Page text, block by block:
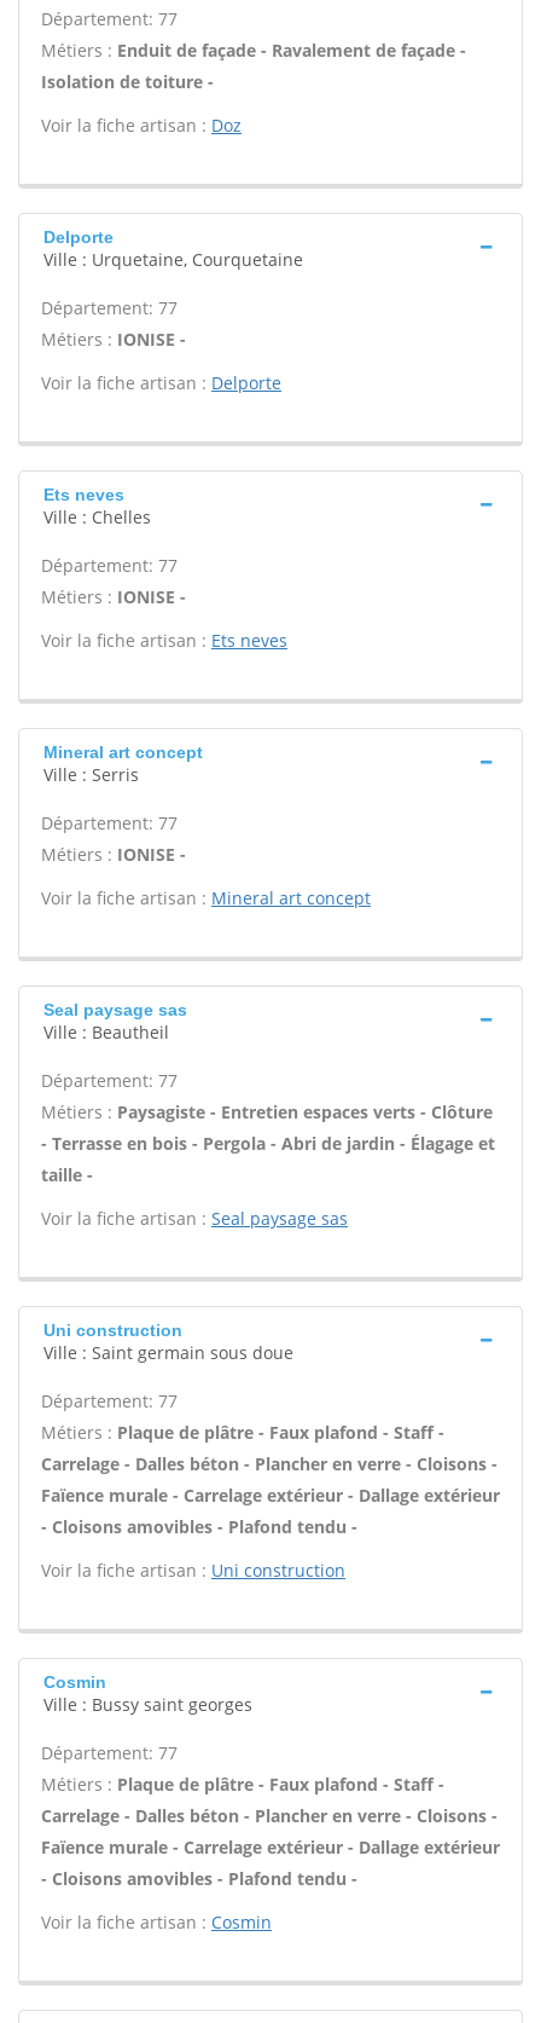
Département: 77
Métiers : Enduit de façade - Ravalement de façade -
Isolation de toiture -
Voir la fiche artisan : Doz
Delporte
Ville : Urquetaine, Courquetaine
Département: 77
Métiers : IONISE -
Voir la fiche artisan : Delporte
Ets neves
Ville : Chelles
Département: 77
Métiers : IONISE -
Voir la fiche artisan : Ets neves
Mineral art concept
Ville : Serris
Département: 77
Métiers : IONISE -
Voir la fiche artisan : Mineral art concept
Seal paysage sas
Ville : Beautheil
Département: 77
Métiers : Paysagiste - Entretien espaces verts - Clôture
- Terrasse en bois - Pergola - Abri de jardin - Élagage et
taille -
Voir la fiche artisan : Seal paysage sas
Uni construction
Ville : Saint germain sous doue
Département: 77
Métiers : Plaque de plâtre - Faux plafond - Staff -
Carrelage - Dalles béton - Plancher en verre - Cloisons -
Faïence murale - Carrelage extérieur - Dallage extérieur
- Cloisons amovibles - Plafond tendu -
Voir la fiche artisan : Uni construction
Cosmin
Ville : Bussy saint georges
Département: 77
Métiers : Plaque de plâtre - Faux plafond - Staff -
Carrelage - Dalles béton - Plancher en verre - Cloisons -
Faïence murale - Carrelage extérieur - Dallage extérieur
- Cloisons amovibles - Plafond tendu -
Voir la fiche artisan : Cosmin